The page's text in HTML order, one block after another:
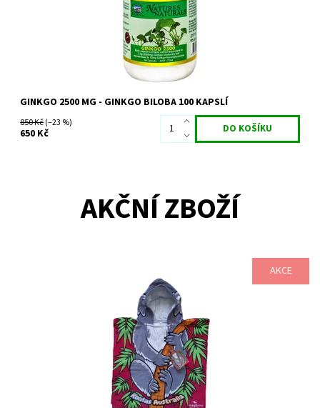
GINKGO 2500 MG - GINKGO BILOBA 100 KAPSLÍ
850 Kč(–23 %)
650 Kč
AKČNÍ ZBOŽÍ
AKCE
Hezká a veselá dětská osuška / pončo s australským motivem -
Australian Remedy